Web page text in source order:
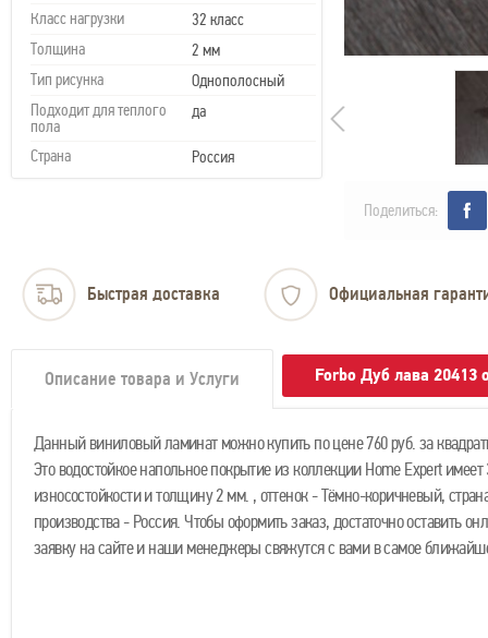
Класс нагрузки
32 класс
Толщина
2 мм
Тип рисунка
Однополосный
Подходит для теплого
пола
да
Страна Россия
Поделиться:
Быстрая доставка Официальная
Описание товара и Услуги Forbo Дуб лава 20413
Данный виниловый ламинат можно купить по цене 760 руб. за
Это водостойкое напольное покрытие из коллекции Home Expert имеет
износостойкости и толщину 2 мм. , оттенок - Тёмно-коричневый,
производства - Россия. Чтобы оформить заказ, достаточно оставить
заявку на сайте и наши менеджеры свяжутся с вами в самое